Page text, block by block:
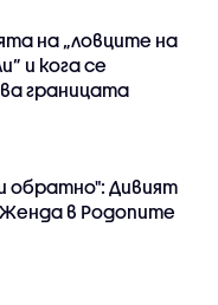
на „ловците на
и кога се
границата
обратно": Дивият
в Родопите